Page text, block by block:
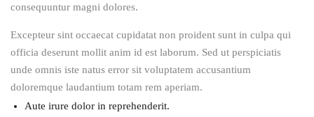
consequuntur magni dolores.
Excepteur sint occaecat cupidatat non proident sunt in culpa qui
officia deserunt mollit anim id est laborum. Sed ut perspiciatis
unde omnis iste natus error sit voluptatem accusantium
doloremque laudantium totam rem aperiam.
Aute irure dolor in reprehenderit.